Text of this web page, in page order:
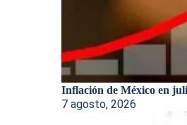
Inflación de México en
7 agosto, 2026